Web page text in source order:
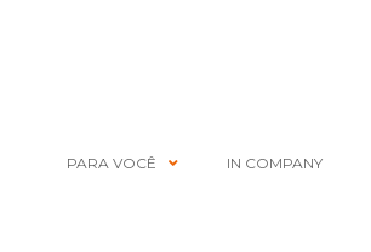
PARA VOCÊ IN COMPANY